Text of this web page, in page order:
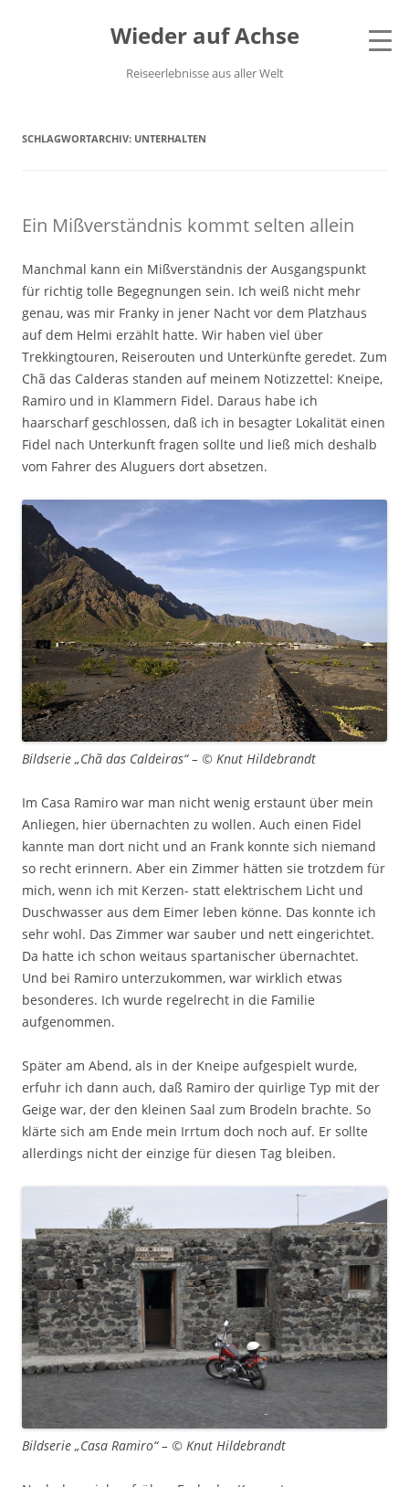
Wieder auf Achse
Reiseerlebnisse aus aller Welt
SCHLAGWORTARCHIV: UNTERHALTEN
Ein Mißverständnis kommt selten allein
Manchmal kann ein Mißverständnis der Ausgangspunkt
für richtig tolle Begegnungen sein. Ich weiß nicht mehr
genau, was mir Franky in jener Nacht vor dem Platzhaus
auf dem Helmi erzählt hatte. Wir haben viel über
Trekkingtouren, Reiserouten und Unterkünfte geredet. Zum
Chã das Calderas standen auf meinem Notizzettel: Kneipe,
Ramiro und in Klammern Fidel. Daraus habe ich
haarscharf geschlossen, daß ich in besagter Lokalität einen
Fidel nach Unterkunft fragen sollte und ließ mich deshalb
vom Fahrer des Aluguers dort absetzen.
Bildserie „Chã das Caldeiras“ – © Knut Hildebrandt
Im Casa Ramiro war man nicht wenig erstaunt über mein
Anliegen, hier übernachten zu wollen. Auch einen Fidel
kannte man dort nicht und an Frank konnte sich niemand
so recht erinnern. Aber ein Zimmer hätten sie trotzdem für
mich, wenn ich mit Kerzen- statt elektrischem Licht und
Duschwasser aus dem Eimer leben könne. Das konnte ich
sehr wohl. Das Zimmer war sauber und nett eingerichtet.
Da hatte ich schon weitaus spartanischer übernachtet.
Und bei Ramiro unterzukommen, war wirklich etwas
besonderes. Ich wurde regelrecht in die Familie
aufgenommen.
Später am Abend, als in der Kneipe aufgespielt wurde,
erfuhr ich dann auch, daß Ramiro der quirlige Typ mit der
Geige war, der den kleinen Saal zum Brodeln brachte. So
klärte sich am Ende mein Irrtum doch noch auf. Er sollte
allerdings nicht der einzige für diesen Tag bleiben.
Bildserie „Casa Ramiro“ – © Knut Hildebrandt